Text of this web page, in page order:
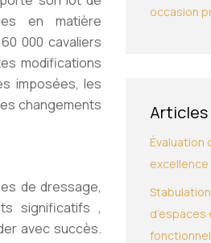
en matière
000 cavaliers
modifications
imposées, les
changements
de dressage,
significatifs,
avec succès.
occasion
Articles
Évaluation
d’espaces